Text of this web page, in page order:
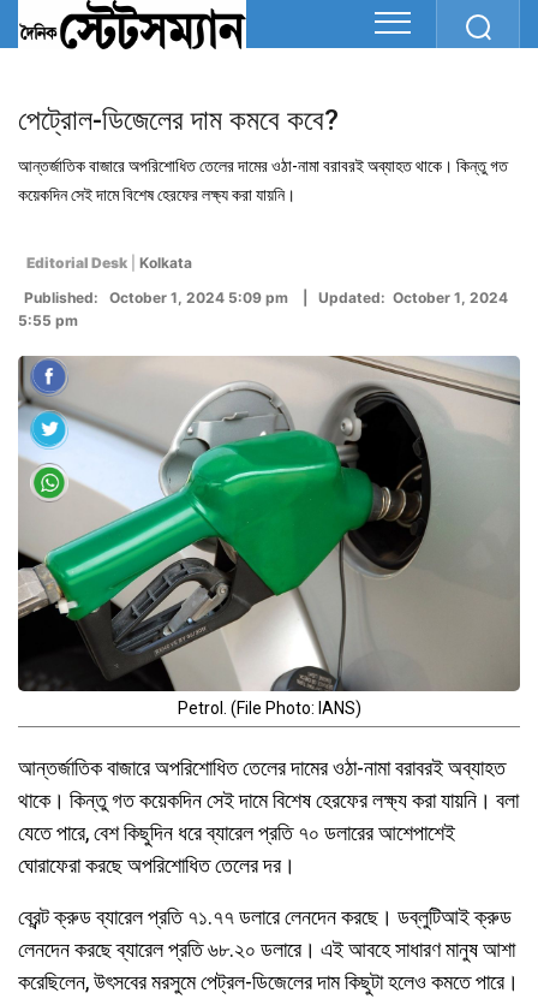
পেট্রোল-ডিজেলের দাম কমবে কবে?
আন্তর্জাতিক বাজারে অপরিশোধিত তেলের দামের ওঠা-নামা বরাবরই অব্যাহত থাকে। কিন্তু গত
কয়েকদিন সেই দামে বিশেষ হেরফের লক্ষ্য করা যায়নি।
Editorial Desk
Kolkata
Published: October 1, 2024 5:09 pm | Updated: October 1, 2024
5:55 pm
Petrol. (File Photo: IANS)
আন্তর্জাতিক বাজারে অপরিশোধিত তেলের দামের ওঠা-নামা বরাবরই অব্যাহত
থাকে। কিন্তু গত কয়েকদিন সেই দামে বিশেষ হেরফের লক্ষ্য করা যায়নি। বলা
যেতে পারে, বেশ কিছুদিন ধরে ব্যারেল প্রতি ৭০ ডলারের আশেপাশেই
ঘোরাফেরা করছে অপরিশোধিত তেলের দর।
ব্রেন্ট ক্রুড ব্যারেল প্রতি ৭১.৭৭ ডলারে লেনদেন করছে। ডব্লুটিআই ক্রুড
লেনদেন করছে ব্যারেল প্রতি ৬৮.২০ ডলারে। এই আবহে সাধারণ মানুষ আশা
করেছিলেন, উৎসবের মরসুমে পেট্রল-ডিজেলের দাম কিছুটা হলেও কমতে পারে।